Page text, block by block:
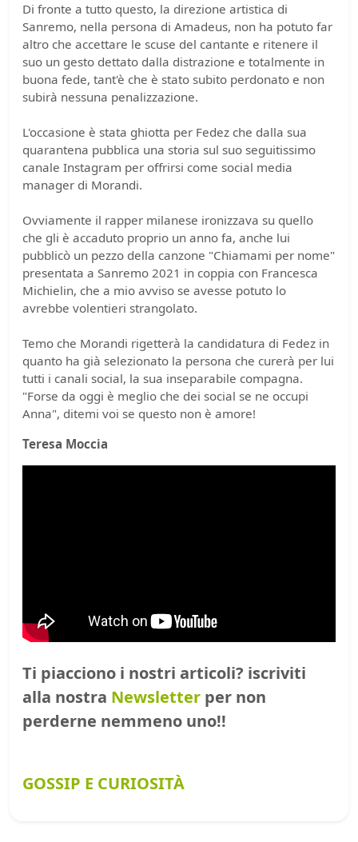
Di fronte a tutto questo, la direzione artistica di
Sanremo, nella persona di Amadeus, non ha potuto far
altro che accettare le scuse del cantante e ritenere il
suo un gesto dettato dalla distrazione e totalmente in
buona fede, tant'è che è stato subito perdonato e non
subirà nessuna penalizzazione.
L'occasione è stata ghiotta per Fedez che dalla sua
quarantena pubblica una storia sul suo seguitissimo
canale Instagram per offrirsi come social media
manager di Morandi.
Ovviamente il rapper milanese ironizzava su quello
che gli è accaduto proprio un anno fa, anche lui
pubblicò un pezzo della canzone "Chiamami per nome"
presentata a Sanremo 2021 in coppia con Francesca
Michielin, che a mio avviso se avesse potuto lo
avrebbe volentieri strangolato.
Temo che Morandi rigetterà la candidatura di Fedez in
quanto ha già selezionato la persona che curerà per lui
tutti i canali social, la sua inseparabile compagna.
"Forse da oggi è meglio che dei social se ne occupi
Anna", ditemi voi se questo non è amore!
Teresa Moccia
Ti piacciono i nostri articoli? iscriviti
alla nostra Newsletter per non
perderne nemmeno uno!!
GOSSIP E CURIOSITÀ